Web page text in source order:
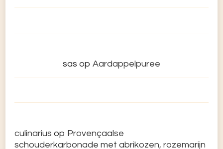
sas op Aardappelpuree
culinarius op Provençaalse
schouderkarbonade met abrikozen, rozemarijn